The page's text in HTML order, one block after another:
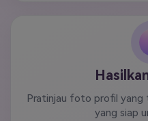
Pratinjau foto profil yang
yang siap